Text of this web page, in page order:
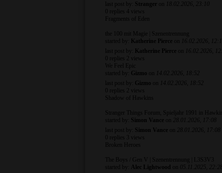
last post by: Stranger on
18.02.2026, 23:10
replies
4 views
Fragments of Eden
the 100 mit Magie | Szenentrennung
started by:
Katherine Pierce on
16.02.2026, 12:14
last post by:
Katherine Pierce on
16.02.2026,
replies 2 views
We Feel Epic
started by: Gizmo on
14.02.2026, 18:52
last post by: Gizmo on
14.02.2026, 18:52
replies 2 views
Shadow of Hawkins
Stranger Things Forum, Spieljahr 1991 in
started by: Simon Vance on
28.01.2026, 17:08
last post by: Simon Vance on
28.01.2026, 17:08
replies
3 views
Broken Heroes
The Boys / Gen V | Szenentrennung | L3S3V3
started by:
Alec Lightwood on
05.11.2025, 22:28